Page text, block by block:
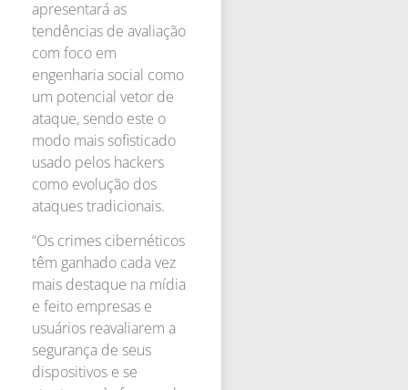
apresentará as
tendências de avaliação
com foco em
engenharia social como
um potencial vetor de
ataque, sendo este o
modo mais sofisticado
usado pelos hackers
como evolução dos
ataques tradicionais.
“Os crimes cibernéticos
têm ganhado cada vez
mais destaque na mídia
e feito empresas e
usuários reavaliarem a
segurança de seus
dispositivos e se